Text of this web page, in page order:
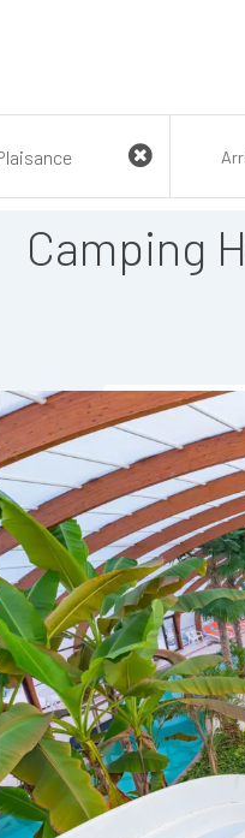
Camping
AJOUTER